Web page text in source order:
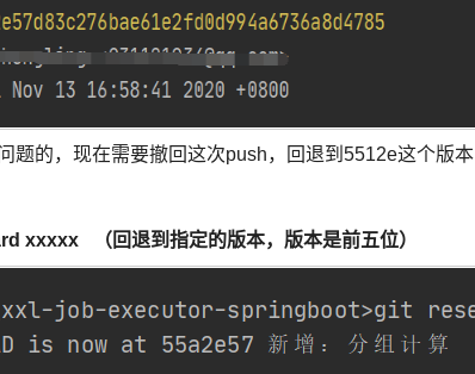
题的，现在需要撤回这次push，回退到5512e这个版本
xxxxx （回退到指定的版本，版本是前五位）